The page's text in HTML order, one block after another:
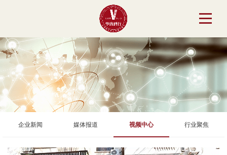
企业新闻 媒体报道 视频中心 行业聚焦